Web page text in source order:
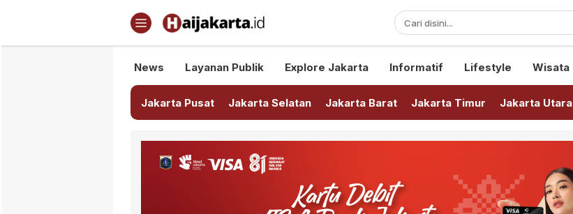
Haijakarta.id
Semua Tentang Jakarta Ada Disini!
News Layanan Publik Explore Jakarta Informatif Lifestyle Wisata
Jakarta Pusat Jakarta Selatan Jakarta Barat Jakarta Timur Jakarta Utara